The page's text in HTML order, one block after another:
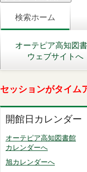
検索ホーム
オーテピア高知図
ウェブサイトへ
セッションがタイム
開館日カレンダー
オーテピア高知図書館
カレンダーへ
旭カレンダーへ